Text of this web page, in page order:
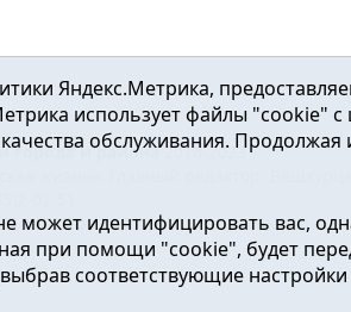
города и района2016-2023
жизнь». Главный редактор:
от 24.02.2016г. выдан
Яндекс.Метрика,
использует файлы "cookie"
обслуживания. Продолжая
идентифицировать вас,
при помощи "cookie", будет
соответствующие настройки